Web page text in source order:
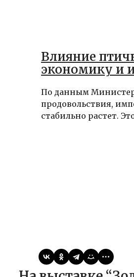
Влияние
экономику и
По данным
продовольствия,
стабильно растет.